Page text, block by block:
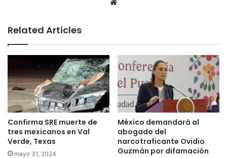
Related Articles
Confirma SRE muerte de
tres mexicanos en Val
Verde, Texas
mayo 31, 2024
México demandará al
abogado del
narcotraficante Ovidio
Guzmán por difamación